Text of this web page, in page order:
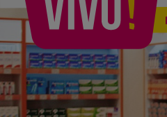
Pitesti
Help Net, lant nationala de